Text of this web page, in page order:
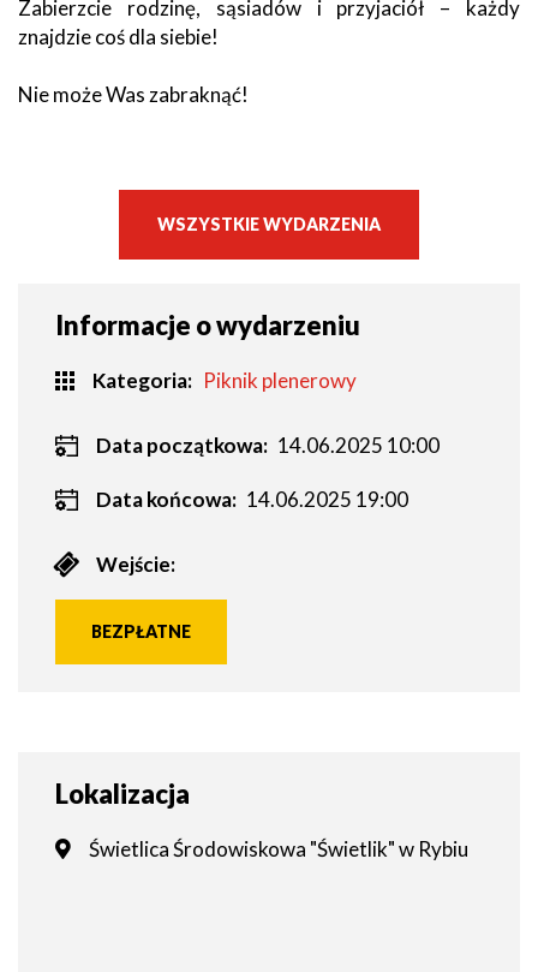
Zabierzcie rodzinę, sąsiadów i przyjaciół – każdy
znajdzie coś dla siebie!
Nie może Was zabraknąć!
WSZYSTKIE WYDARZENIA
Informacje o wydarzeniu
Kategoria Piknik plenerowy
Data początkowa: 14.06.2025 10:00
Data końcowa: 14.06.2025 19:00
Wejście:
BEZPŁATNE
Lokalizacja
Świetlica Środowiskowa "Świetlik" w Rybiu